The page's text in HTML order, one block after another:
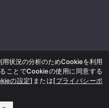
状況の分析のためCookieを利用
ことでCookieの使用に同意する
の設定] または[プライバシーポ